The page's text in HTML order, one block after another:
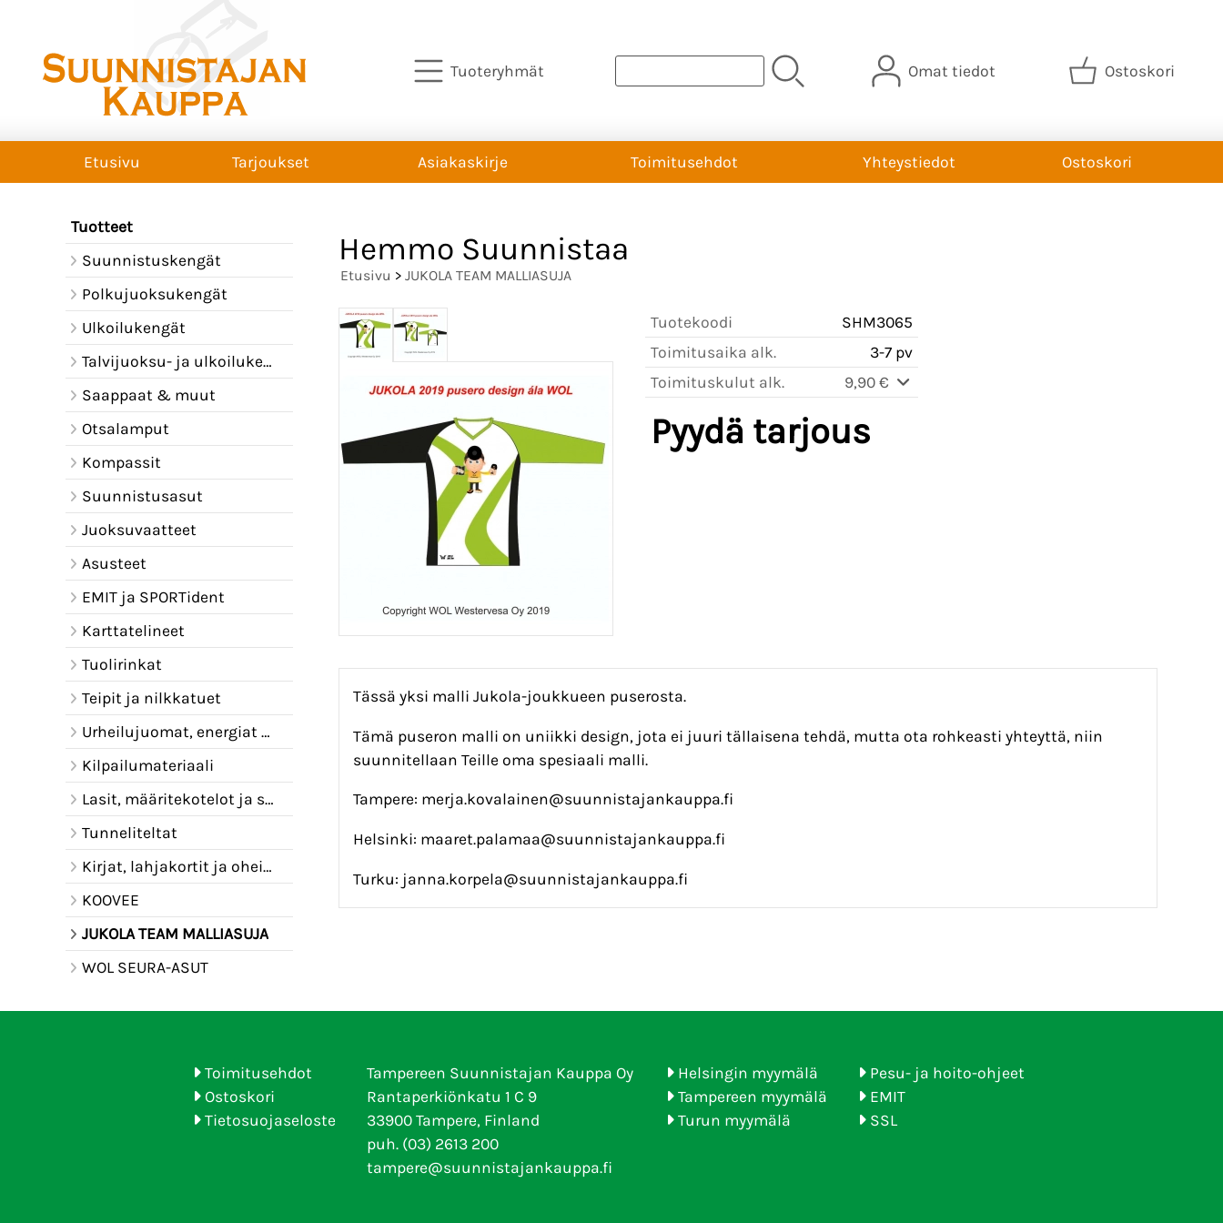
Tuoteryhmät Omat tiedot Ostoskori
Etusivu Tarjoukset Asiakaskirje Toimitusehdot Yhteystiedot Ostoskori
Tuotteet
Suunnistuskengät
Polkujuoksukengät
Ulkoilukengät
Talvijuoksu- ja ulkoilukengät
Saappaat & muut
Otsalamput
Kompassit
Suunnistusasut
Juoksuvaatteet
Asusteet
EMIT ja SPORTident
Karttatelineet
Tuolirinkat
Teipit ja nilkkatuet
Urheilujuomat, energiat ja juomavyöt
Kilpailumateriaali
Lasit, määritekotelot ja sadelipat
Tunneliteltat
Kirjat, lahjakortit ja oheistuotteet
KOOVEE
JUKOLA TEAM MALLIASUJA
WOL SEURA-ASUT
Hemmo Suunnistaa
Etusivu > JUKOLA TEAM MALLIASUJA
Tuotekoodi
SHM3065
Toimitusaika alk.
3-7 pv
Toimituskulut alk.
9,90 €
Pyydä tarjous
Tässä yksi malli Jukola-joukkueen puserosta.
Tämä puseron malli on uniikki design, jota ei juuri tällaisena tehdä, mutta ota rohkeasti yhteyttä, niin
suunnitellaan Teille oma spesiaali malli.
Tampere: merja.kovalainen@suunnistajankauppa.fi
Helsinki: maaret.palamaa@suunnistajankauppa.fi
Turku: janna.korpela@suunnistajankauppa.fi
Toimitusehdot
Ostoskori
Tietosuojaseloste
Tampereen Suunnistajan Kauppa Oy
Rantaperkiönkatu 1 C 9
33900 Tampere, Finland
puh. (03) 2613 200
tampere@suunnistajankauppa.fi
Helsingin myymälä
Tampereen myymälä
Turun myymälä
Pesu- ja hoito-ohjeet
EMIT
SSL